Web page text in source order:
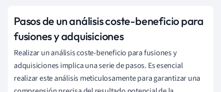
Pasos de un análisis coste-beneficio para
fusiones y adquisiciones
Realizar un análisis coste-beneficio para fusiones y
adquisiciones implica una serie de pasos. Es esencial
realizar este análisis meticulosamente para garantizar una